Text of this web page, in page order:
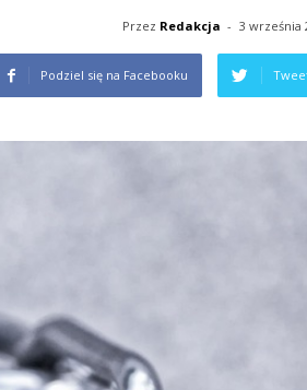
Przez Redakcja - 3 września
Podziel się na Facebooku